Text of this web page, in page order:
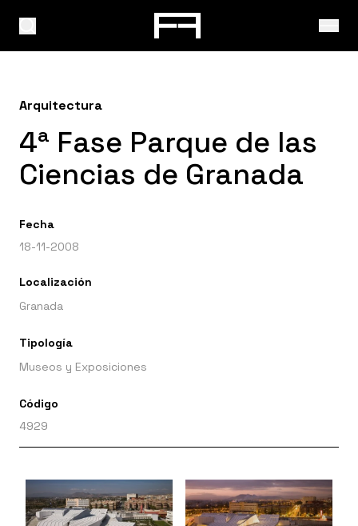
Arquitectura
4ª Fase Parque de las
Ciencias de Granada
Fecha
18-11-2008
Localización
Granada
Tipología
Museos y Exposiciones
Código
4929